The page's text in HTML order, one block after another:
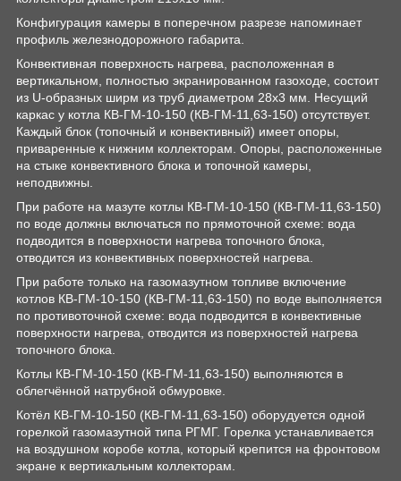
Конфигурация камеры в поперечном разрезе напоминает
профиль железнодорожного габарита.
Конвективная поверхность нагрева, расположенная в
вертикальном, полностью экранированном газоходе, состоит
из U-образных ширм из труб диаметром 28х3 мм. Несущий
каркас у котла КВ-ГМ-10-150 (КВ-ГМ-11,63-150) отсутствует.
Каждый блок (топочный и конвективный) имеет опоры,
приваренные к нижним коллекторам. Опоры, расположенные
на стыке конвективного блока и топочной камеры,
неподвижны.
При работе на мазуте котлы КВ-ГМ-10-150 (КВ-ГМ-11,63-150)
по воде должны включаться по прямоточной схеме: вода
подводится в поверхности нагрева топочного блока,
отводится из конвективных поверхностей нагрева.
При работе только на газомазутном топливе включение
котлов КВ-ГМ-10-150 (КВ-ГМ-11,63-150) по воде выполняется
по противоточной схеме: вода подводится в конвективные
поверхности нагрева, отводится из поверхностей нагрева
топочного блока.
Котлы КВ-ГМ-10-150 (КВ-ГМ-11,63-150) выполняются в
облегчённой натрубной обмуровке.
Котёл КВ-ГМ-10-150 (КВ-ГМ-11,63-150) оборудуется одной
горелкой газомазутной типа РГМГ. Горелка устанавливается
на воздушном коробе котла, который крепится на фронтовом
экране к вертикальным коллекторам.